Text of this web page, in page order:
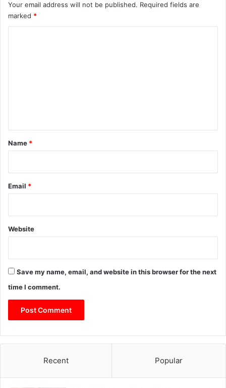
Your email address will not be published. Required fields are
marked *
*
Name *
Email *
Website
Save my name, email, and website in this browser for the next
time I comment.
Recent Popular